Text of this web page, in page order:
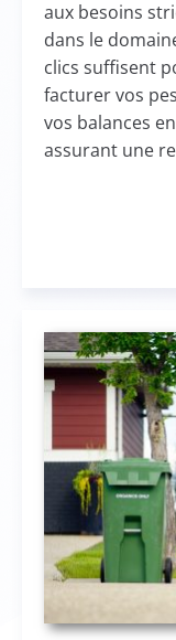
aux besoins
dans le
clics suffisent
facturer vos
vos balances
assurant une